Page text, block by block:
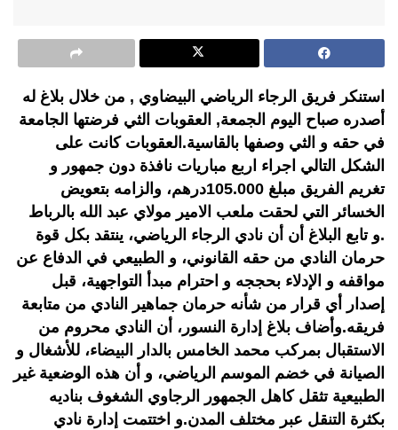
استنكر فريق الرجاء الرياضي البيضاوي , من خلال بلاغ له
أصدره صباح اليوم الجمعة, العقوبات الثي فرضتها الجامعة
في حقه و الثي وصفها بالقاسية.العقوبات كانت على
الشكل التالي اجراء اربع مباريات نافذة دون جمهور و
تغريم الفريق مبلغ 105.000درهم، والزامه بتعويض
الخسائر التي لحقت ملعب الامير مولاي عبد الله بالرباط
.و تابع البلاغ أن أن نادي الرجاء الرياضي، ينتقد بكل قوة
حرمان النادي من حقه القانوني، و الطبيعي في الدفاع عن
مواقفه و الإدلاء بحججه و احترام مبدأ التواجهية، قبل
إصدار أي قرار من شأنه حرمان جماهير النادي من متابعة
فريقه.وأضاف بلاغ إدارة النسور، أن النادي محروم من
الاستقبال بمركب محمد الخامس بالدار البيضاء، للأشغال و
الصيانة في خضم الموسم الرياضي، و أن هذه الوضعية غير
الطبيعية تثقل كاهل الجمهور الرجاوي الشغوف بناديه
بكثرة التنقل عبر مختلف المدن.و اختتمت إدارة نادي